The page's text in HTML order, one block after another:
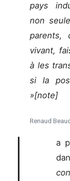
pays
non
parents,
vivant,
à les
si la
»[note]
Renaud
L
a